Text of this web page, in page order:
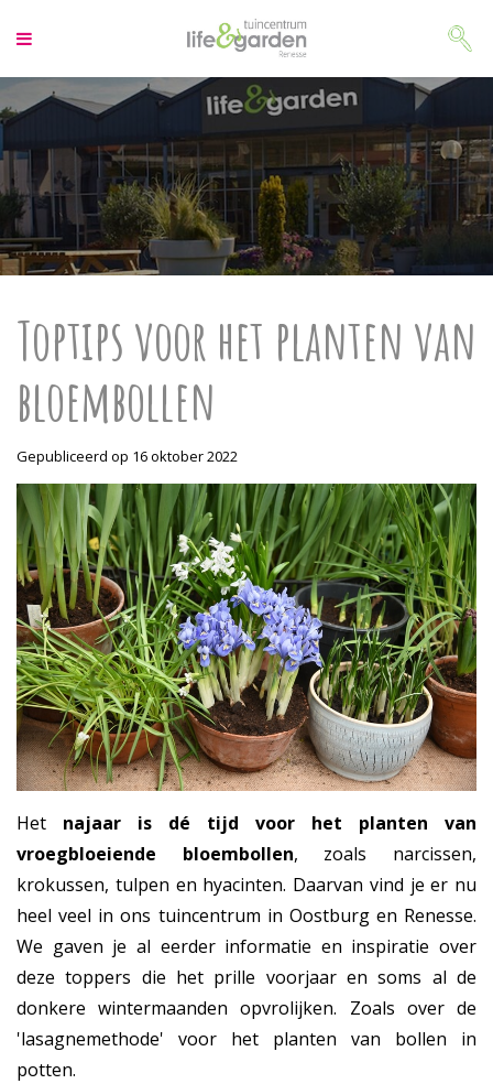
a
a
r
c
n
e
n
Toptips voor het planten van
bloembollen
Gepubliceerd op 16 oktober 2022
Het najaar is dé tijd voor het planten van
vroegbloeiende bloembollen, zoals narcissen,
krokussen, tulpen en hyacinten. Daarvan vind je er nu
heel veel in ons tuincentrum in Oostburg en Renesse.
We gaven je al eerder informatie en inspiratie over
deze toppers die het prille voorjaar en soms al de
donkere wintermaanden opvrolijken. Zoals over de
'lasagnemethode' voor het planten van bollen in
potten.